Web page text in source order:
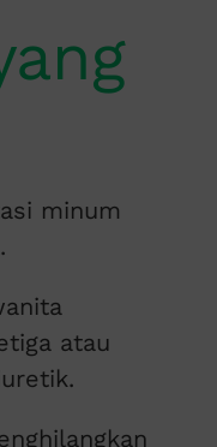
minum
atau